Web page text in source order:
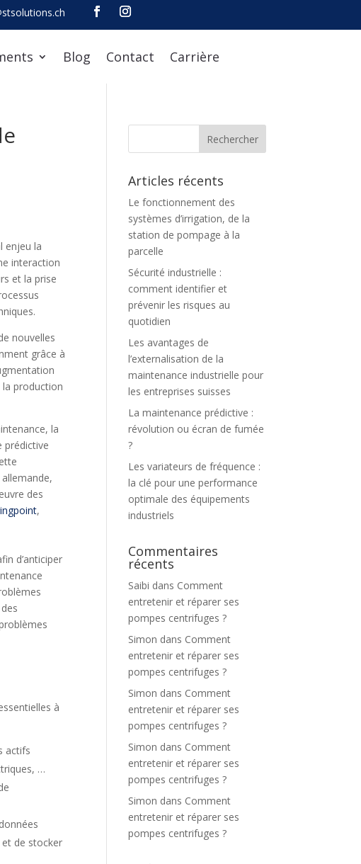
Blog Contact Carrière
enjeu la
interaction
et la prise
nouvelles
grâce à
la production
la
prédictive
des
,
d’anticiper
à
actifs
…
et de stocker
Articles récents
Le fonctionnement des
systèmes d’irrigation, de la
station de pompage à la
parcelle
Sécurité industrielle :
comment identifier et
prévenir les risques au
quotidien
Les avantages de
l’externalisation de la
maintenance industrielle pour
les entreprises suisses
La maintenance prédictive :
révolution ou écran de fumée
?
Les variateurs de fréquence :
la clé pour une performance
optimale des équipements
industriels
Commentaires
récents
Saibi dans Comment
entretenir et réparer ses
pompes centrifuges ?
Simon dans Comment
entretenir et réparer ses
pompes centrifuges ?
Simon dans Comment
entretenir et réparer ses
pompes centrifuges ?
Simon dans Comment
entretenir et réparer ses
pompes centrifuges ?
Simon dans Comment
entretenir et réparer ses
pompes centrifuges ?